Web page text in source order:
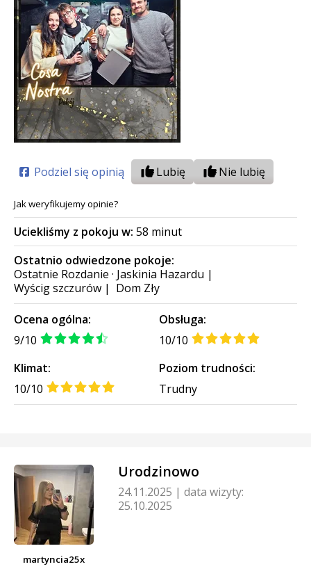
Podziel się opinią Lubię Nie lubię
Jak weryfikujemy opinie?
Uciekliśmy z pokoju w: 58 minut
Ostatnio odwiedzone pokoje:
Ostatnie Rozdanie · Jaskinia Hazardu |
Wyścig szczurów | Dom Zły
Ocena ogólna:
9/10
Obsługa:
10/10
Klimat:
10/10
Poziom trudności:
Trudny
martyncia25x
Urodzinowo
24.11.2025 | data wizyty:
25.10.2025